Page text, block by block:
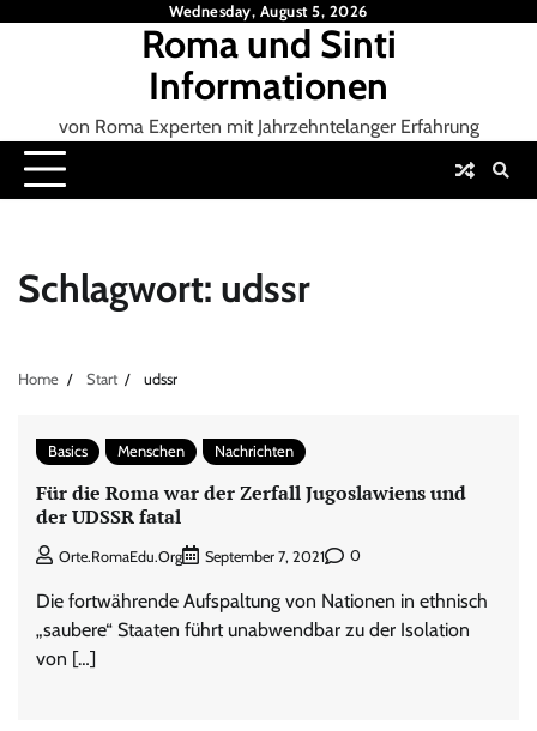
Wednesday, August 5, 2026
Roma und Sinti
Informationen
von Roma Experten mit Jahrzehntelanger Erfahrung
Schlagwort: udssr
Home Start udssr
Basics Menschen Nachrichten
Für die Roma war der Zerfall Jugoslawiens und
der UDSSR fatal
Orte.RomaEdu.org September 7, 2021 0
Die fortwährende Aufspaltung von Nationen in ethnisch
„saubere“ Staaten führt unabwendbar zu der Isolation
von […]